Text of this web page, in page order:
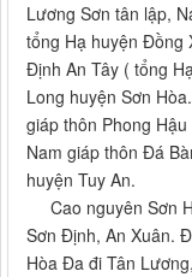
Lương Sơn tân lập,
tổng Hạ huyện Đồng
Định An Tây ( tổng
Long huyện Sơn
giáp thôn Phong
Nam giáp thôn Đá
huyện Tuy An.
Cao nguyên Sơn
Sơn Định, An Xuân.
Hòa Đa đi Tân